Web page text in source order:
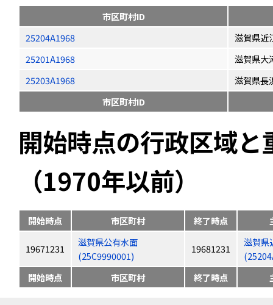
市区町村ID
25204A1968
滋賀県近
25201A1968
滋賀県大
25203A1968
滋賀県長
市区町村ID
開始時点の行政区域
（1970年以前）
開始時点 市区町村 終了時点
19671231
滋賀県公有水面
(25C9990001)
19681231
滋賀県
開始時点
市区町村 終了時点